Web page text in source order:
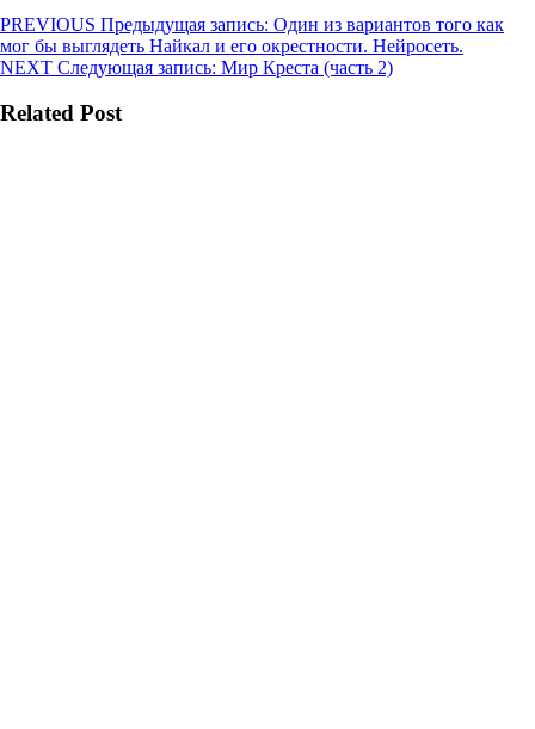
PREVIOUS Предыдущая запись: Один из вариантов того как
мог бы выглядеть Найкал и его окрестности. Нейросеть.
NEXT Следующая запись: Мир Креста (часть 2)
Related Post